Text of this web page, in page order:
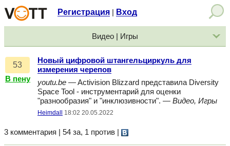
Регистрация Вход
Видео | Игры
53
В пену
Новый цифровой штангельциркуль для
измерения черепов
youtu.be — Activision Blizzard представила Diversity
Space Tool - инструментарий для оценки
"разнообразия" и "инклюзивности". — Видео, Игры
Heimdall 18:02 20.05.2022
3 комментария | 54 за, 1 против